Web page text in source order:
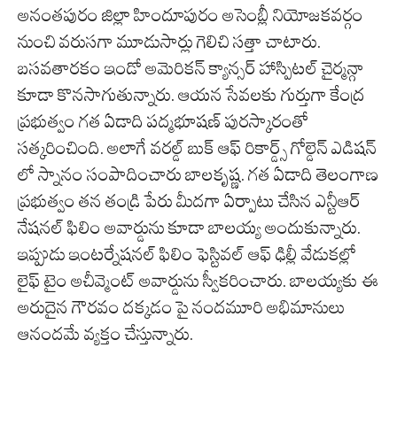
అనంతపురం జిల్లా హిందూపురం అసెంబ్లీ నియోజకవర్గం
నుంచి వరుసగా మూడుసార్లు గెలిచి సత్తా చాటారు.
బసవతారకం ఇండో అమెరికన్ క్యాన్సర్ హాస్పిటల్ చైర్మన్గా
కూడా కొనసాగుతున్నారు. ఆయన సేవలకు గుర్తుగా కేంద్ర
ప్రభుత్వం గత ఏడాది పద్మభూషణ్ పురస్కారంతో
సత్కరించింది. అలాగే వరల్డ్ బుక్ ఆఫ్ రికార్డ్స్ గోల్డెన్ ఎడిషన్
లో స్నానం సంపాదించారు బాలకృష్ణ. గత ఏడాది తెలంగాణ
ప్రభుత్వం తన తండ్రి పేరు మీదగా ఏర్పాటు చేసిన ఎన్టీఆర్
నేషనల్ ఫిలిం అవార్డును కూడా బాలయ్య అందుకున్నారు.
ఇప్పుడు ఇంటర్నేషనల్ ఫిలిం ఫెస్టివల్ ఆఫ్ ఢిల్లీ వేడుకల్లో
లైఫ్ టైం అచీవ్మెంట్ అవార్డును స్వీకరించారు. బాలయ్యకు ఈ
అరుదైన గౌరవం దక్కడం పై నందమూరి అభిమానులు
ఆనందమే వ్యక్తం చేస్తున్నారు.